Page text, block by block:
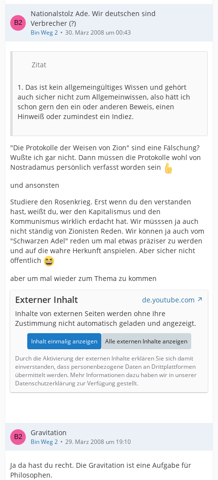
Nationalstolz Ade. Wir deutschen sind
Verbrecher (?)
Bin Weg 2 30. März 2008 um 00:43
Zitat
1. Das ist kein allgemeingültiges Wissen und gehört
auch sicher nicht zum Allgemeinwissen, also hätt ich
schon gern den ein oder anderen Beweis, einen
Hinweiß oder zumindest ein Indiez.
"Die Protokolle der Weisen von Zion" sind eine Fälschung?
Wußte ich gar nicht. Dann müssen die Protokolle wohl von
Nostradamus persönlich verfasst worden sein
und ansonsten
Studiere den Rosenkrieg. Erst wenn du den verstanden
hast, weißt du, wer den Kapitalismus und den
Kommunismus wirklich erdacht hat. Wir müsssen ja auch
nicht ständig von Zionisten Reden. Wir können ja auch vom
"Schwarzen Adel" reden um mal etwas präziser zu werden
und auf die wahre Herkunft anspielen. Aber sicher nicht
öffentlich
aber um mal wieder zum Thema zu kommen
Externer Inhalt
de.youtube.com
Inhalte von externen Seiten werden ohne Ihre
Zustimmung nicht automatisch geladen und angezeigt.
Inhalt einmalig anzeigen Alle externen Inhalte anzeigen
Durch die Aktivierung der externen Inhalte erklären Sie sich damit
einverstanden, dass personenbezogene Daten an Drittplattformen
übermittelt werden. Mehr Informationen dazu haben wir in unserer
Datenschutzerklärung zur Verfügung gestellt.
Gravitation
Bin Weg 2 29. März 2008 um 19:10
Ja da hast du recht. Die Gravitation ist eine Aufgabe für
Philosophen.